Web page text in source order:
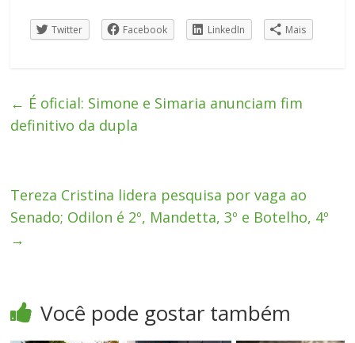
Twitter Facebook LinkedIn Mais
← É oficial: Simone e Simaria anunciam fim
definitivo da dupla
Tereza Cristina lidera pesquisa por vaga ao
Senado; Odilon é 2º, Mandetta, 3º e Botelho, 4º
→
Você pode gostar também